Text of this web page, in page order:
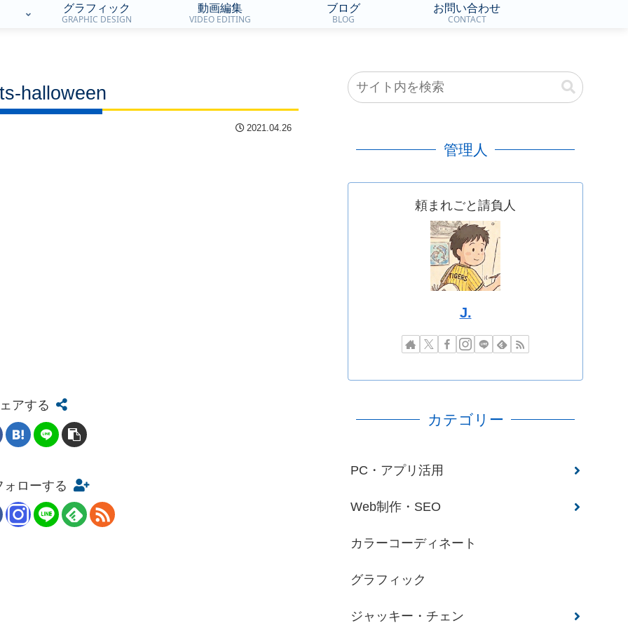
グラフィック
GRAPHIC DESIGN
動画編集
VIDEO EDITING
ブログ
BLOG
お問い合わせ
CONTACT
halloween
2021.04.26
アする
ォローする
管理人
頼まれごと請負人
J.
カテゴリー
PC・アプリ活用
Web制作・SEO
カラーコーディネート
グラフィック
ジャッキー・チェン